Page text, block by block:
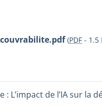
(PDF - 1.5
: L’impact de l’IA sur la